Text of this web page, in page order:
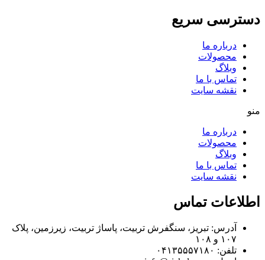
دسترسی سریع
درباره ما
محصولات
وبلاگ
تماس با ما
نقشه سایت
منو
درباره ما
محصولات
وبلاگ
تماس با ما
نقشه سایت
اطلاعات تماس
آدرس: تبریز، سنگفرش تربیت، پاساژ تربیت، زیرزمین، پلاک
۱۰۷ و ۱۰۸
تلفن: ۰۴۱۳۵۵۵۷۱۸۰